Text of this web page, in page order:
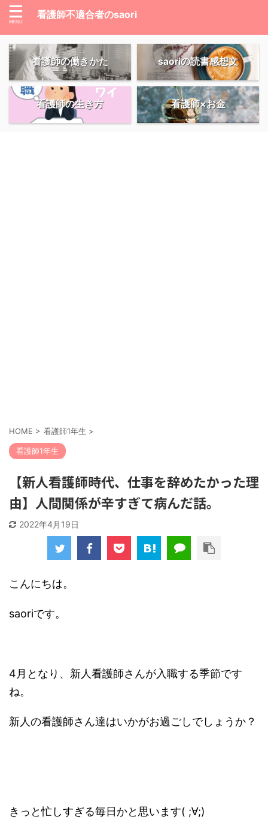
看護師不適合者のsaori
看護師の働きかた saoriの読書感想文
看護師の生き方 看護師×お金
HOME > 看護師1年生 >
看護師1年生
【新人看護師時代、仕事を辞めたかった理
由】人間関係が辛すぎて病んだ話。
2022年4月19日
こんにちは。
saoriです。
4月となり、新人看護師さんが入職する季節です
ね。
新人の看護師さん達はいかがお過ごしでしょうか？
きっと忙しすぎる毎日かと思います( ;∀;)